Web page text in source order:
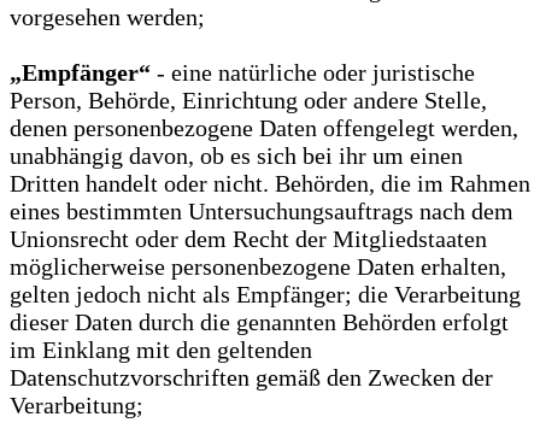
vorgesehen werden;
„Empfänger“ - eine natürliche oder juristische
Person, Behörde, Einrichtung oder andere Stelle,
denen personenbezogene Daten offengelegt werden,
unabhängig davon, ob es sich bei ihr um einen
Dritten handelt oder nicht. Behörden, die im Rahmen
eines bestimmten Untersuchungsauftrags nach dem
Unionsrecht oder dem Recht der Mitgliedstaaten
möglicherweise personenbezogene Daten erhalten,
gelten jedoch nicht als Empfänger; die Verarbeitung
dieser Daten durch die genannten Behörden erfolgt
im Einklang mit den geltenden
Datenschutzvorschriften gemäß den Zwecken der
Verarbeitung;